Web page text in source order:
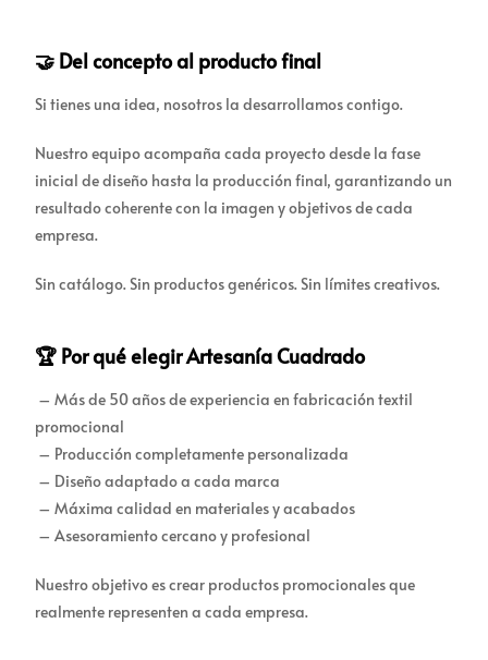
🤝 Del concepto al producto final
Si tienes una idea, nosotros la desarrollamos contigo.
Nuestro equipo acompaña cada proyecto desde la fase
inicial de diseño hasta la producción final, garantizando un
resultado coherente con la imagen y objetivos de cada
empresa.
Sin catálogo. Sin productos genéricos. Sin límites creativos.
🏆 Por qué elegir Artesanía Cuadrado
– Más de 50 años de experiencia en fabricación textil
promocional
– Producción completamente personalizada
– Diseño adaptado a cada marca
– Máxima calidad en materiales y acabados
– Asesoramiento cercano y profesional
Nuestro objetivo es crear productos promocionales que
realmente representen a cada empresa.